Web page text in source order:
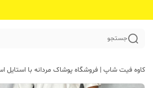
جستجو
کاوه فیت شاپ | فروشگاه پوشاک مردانه با استایل